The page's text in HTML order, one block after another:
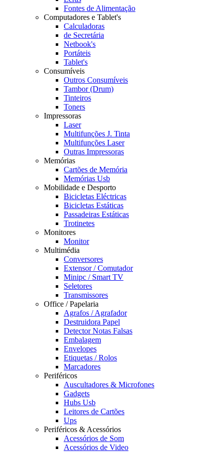
Fontes de Alimentação
Computadores e Tablet's
Calculadoras
de Secretária
Netbook's
Portáteis
Tablet's
Consumíveis
Outros Consumíveis
Tambor (Drum)
Tinteiros
Toners
Impressoras
Laser
Multifunções J. Tinta
Multifunções Laser
Outras Impressoras
Memórias
Cartões de Memória
Memórias Usb
Mobilidade e Desporto
Bicicletas Eléctricas
Bicicletas Estáticas
Passadeiras Estáticas
Trotinetes
Monitores
Monitor
Multimédia
Conversores
Extensor / Comutador
Minipc / Smart TV
Seletores
Transmissores
Office / Papelaria
Agrafos / Agrafador
Destruidora Papel
Detector Notas Falsas
Embalagem
Envelopes
Etiquetas / Rolos
Marcadores
Periféricos
Auscultadores & Microfones
Gadgets
Hubs Usb
Leitores de Cartões
Ups
Periféricos & Acessórios
Acessórios de Som
Acessórios de Video